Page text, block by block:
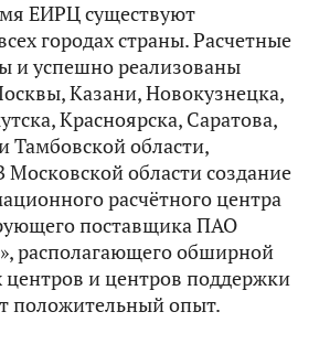
ЕИРЦ существуют
городах страны. Расчетные
и успешно реализованы
Казани, Новокузнецка,
Красноярска, Саратова,
Тамбовской области,
Московской области создание
расчётного центра
поставщика ПАО
располагающего обширной
центров и центров поддержки
положительный опыт.